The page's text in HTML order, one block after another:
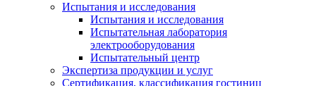
Испытания и исследования
Испытания и исследования
Испытательная лаборатория
электрооборудования
Испытательный центр
Экспертиза продукции и услуг
Сертификация, классификация гостиниц